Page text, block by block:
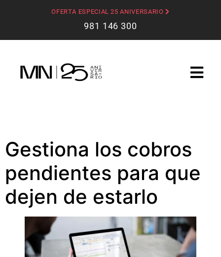
OFERTA ESPECIAL 25 ANIVERSARIO
981 146 300
Gestiona los cobros
pendientes para que
dejen de estarlo